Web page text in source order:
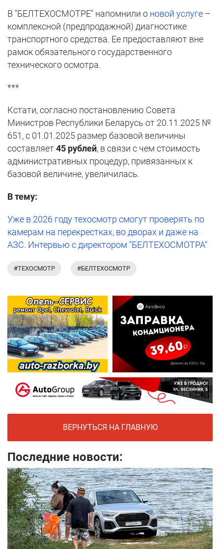
В "БЕЛТЕХОСМОТРЕ" напомнили о новой услуге –
комплексной (предпродажной) диагностике
транспортного средства. Ее предоставляют вне
рамок обязательного государственного
технического осмотра.
***
Кстати, согласно постановлению Совета
Министров Республики Беларусь от 20.11.2025 №
651, с 01.01.2025 размер базовой величины
составляет45 рублей, в связи с чем стоимость
административных процедур, привязанных к
базовой величине, увеличилась.
В тему:
Уже в 2026 году техосмотр смогут проверять по
камерам на перекрестках, во дворах и даже на
АЗС. Интервью с директором "БЕЛТЕХОСМОТРА"
#ТЕХОСМОТР #БЕЛТЕХОСМОТР
ВЕРНУТЬСЯ НА ГЛАВНУЮ
Последние новости: